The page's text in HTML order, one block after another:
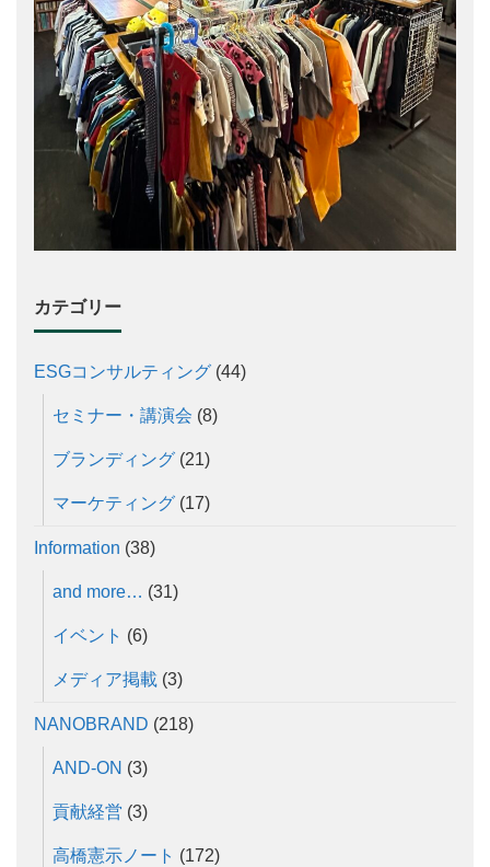
カテゴリー
ESGコンサルティング (44)
セミナー・講演会 (8)
ブランディング (21)
マーケティング (17)
Information (38)
and more… (31)
イベント (6)
メディア掲載 (3)
NANOBRAND (218)
AND-ON (3)
貢献経営 (3)
高橋憲示ノート (172)